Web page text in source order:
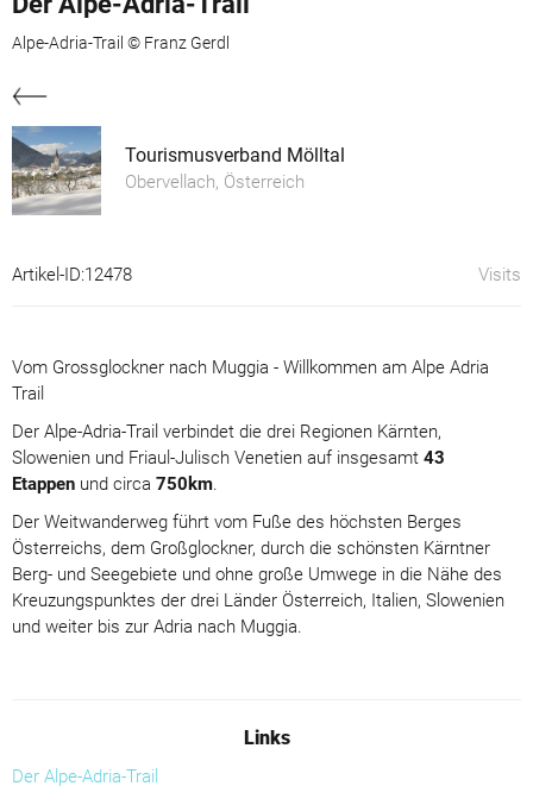
Alpe-Adria-Trail © Franz Gerdl
Tourismusverband Mölltal
Obervellach, Österreich
Artikel-ID:12478 Visits
Vom Grossglockner nach Muggia - Willkommen am Alpe Adria
Trail
Der Alpe-Adria-Trail verbindet die drei Regionen Kärnten,
Slowenien und Friaul-Julisch Venetien auf insgesamt 43
Etappen und circa 750km.
Der Weitwanderweg führt vom Fuße des höchsten Berges
Österreichs, dem Großglockner, durch die schönsten Kärntner
Berg- und Seegebiete und ohne große Umwege in die Nähe des
Kreuzungspunktes der drei Länder Österreich, Italien, Slowenien
und weiter bis zur Adria nach Muggia.
Links
Der Alpe-Adria-Trail